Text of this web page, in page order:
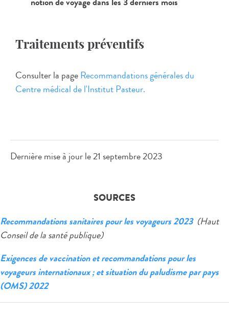
Traitements préventifs
Consulter la pageRecommandations générales du
Centre médical de l'Institut Pasteur.
Dernière mise à jour le21 septembre 2023
SOURCES
Recommandations sanitaires pour les voyageurs 2023 (Haut
Conseil de la santé publique)
Exigences de vaccination et recommandations pour les
voyageurs internationaux ; et situation du paludisme par pays
(OMS) 2022